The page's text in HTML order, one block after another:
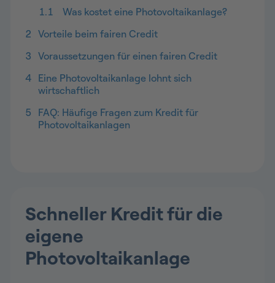
1.1
Was kostet eine Photovoltaikanlage?
2 Vorteile beim fairen Credit
3 Voraussetzungen für einen fairen Credit
4 Eine Photovoltaikanlage lohnt sich
wirtschaftlich
5
FAQ: Häufige Fragen zum Kredit für
Photovoltaikanlagen
Schneller Kredit für die
eigene
Photovoltaikanlage